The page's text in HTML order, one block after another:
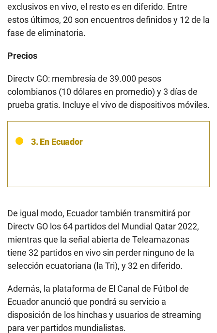
exclusivos en vivo, el resto es en diferido. Entre
estos últimos, 20 son encuentros definidos y 12 de la
fase de eliminatoria.
Precios
Directv GO: membresía de 39.000 pesos
colombianos (10 dólares en promedio) y 3 días de
prueba gratis. Incluye el vivo de dispositivos móviles.
3. En Ecuador
De igual modo, Ecuador también transmitirá por
Directv GO los 64 partidos del Mundial Qatar 2022,
mientras que la señal abierta de Teleamazonas
tiene 32 partidos en vivo sin perder ninguno de la
selección ecuatoriana (la Tri), y 32 en diferido.
Además, la plataforma de El Canal de Fútbol de
Ecuador anunció que pondrá su servicio a
disposición de los hinchas y usuarios de streaming
para ver partidos mundialistas.